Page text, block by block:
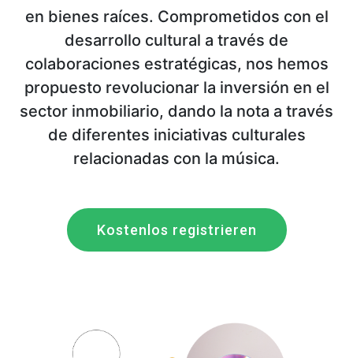
en bienes raíces. Comprometidos con el
desarrollo cultural a través de
colaboraciones estratégicas, nos hemos
propuesto revolucionar la inversión en el
sector inmobiliario, dando la nota a través
de diferentes iniciativas culturales
relacionadas con la música.
Kostenlos registrieren